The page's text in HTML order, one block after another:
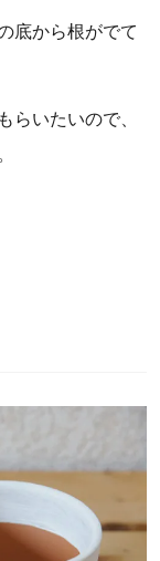
底から根がでて
らいたいので、